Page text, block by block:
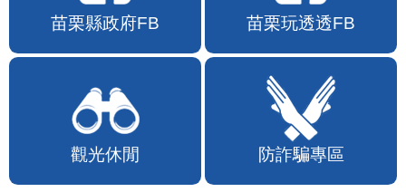
苗栗縣政府FB 苗栗玩透透FB
觀光休閒 防詐騙專區